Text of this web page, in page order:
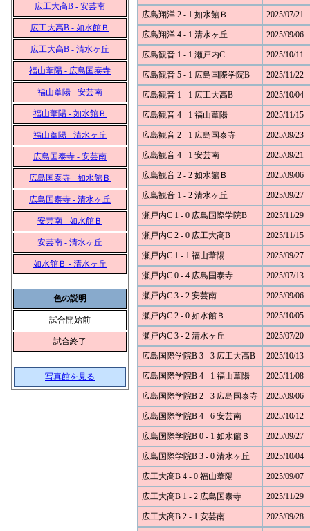
広工大高B - 安芸南
広工大高B - 如水館Ｂ
広工大高B - 清水ヶ丘
福山葦陽 - 広島国泰寺
福山葦陽 - 安芸南
福山葦陽 - 如水館Ｂ
福山葦陽 - 清水ヶ丘
広島国泰寺 - 安芸南
広島国泰寺 - 如水館Ｂ
広島国泰寺 - 清水ヶ丘
安芸南 - 如水館Ｂ
安芸南 - 清水ヶ丘
如水館Ｂ - 清水ヶ丘
色の説明
試合開始前
試合終了
写真館を見る
広島翔洋 2 - 1 如水館Ｂ 2025/07/21
広島翔洋 4 - 1 清水ヶ丘 2025/09/06
広島観音 1 - 1 瀬戸内C 2025/10/11
広島観音 5 - 1 広島国際学院B 2025/11/22
広島観音 1 - 1 広工大高B 2025/10/04
広島観音 4 - 1 福山葦陽 2025/11/15
広島観音 2 - 1 広島国泰寺 2025/09/23
広島観音 4 - 1 安芸南 2025/09/21
広島観音 2 - 2 如水館Ｂ 2025/09/06
広島観音 1 - 2 清水ヶ丘 2025/09/27
瀬戸内C 1 - 0 広島国際学院B 2025/11/29
瀬戸内C 2 - 0 広工大高B 2025/11/15
瀬戸内C 1 - 1 福山葦陽 2025/09/27
瀬戸内C 0 - 4 広島国泰寺 2025/07/13
瀬戸内C 3 - 2 安芸南 2025/09/06
瀬戸内C 2 - 0 如水館Ｂ 2025/10/05
瀬戸内C 3 - 2 清水ヶ丘 2025/07/20
広島国際学院B 3 - 3 広工大高B 2025/10/13
広島国際学院B 4 - 1 福山葦陽 2025/11/08
広島国際学院B 2 - 3 広島国泰寺 2025/09/06
広島国際学院B 4 - 6 安芸南 2025/10/12
広島国際学院B 0 - 1 如水館Ｂ 2025/09/27
広島国際学院B 3 - 0 清水ヶ丘 2025/10/04
広工大高B 4 - 0 福山葦陽 2025/09/07
広工大高B 1 - 2 広島国泰寺 2025/11/29
広工大高B 2 - 1 安芸南 2025/09/28